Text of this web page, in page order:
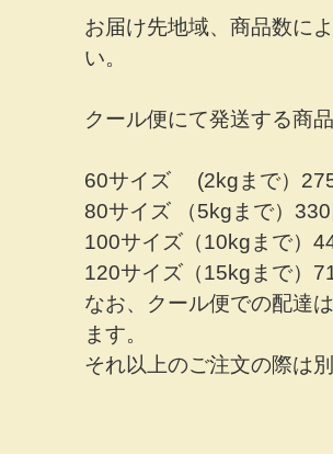
お届け先地域、商品数に
い。
クール便にて発送する商
60サイズ (2kgまで）
80サイズ （5kgまで）
100サイズ（10kgまで）
120サイズ（15kgまで）
なお、クール便での配達
ます。
それ以上のご注文の際は